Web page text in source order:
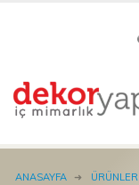
ANASAYFA ÜRÜNLER